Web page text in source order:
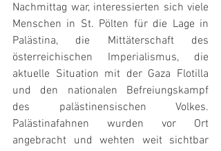
Nachmittag war, interessierten sich viele
Menschen in St. Pölten für die Lage in
Palästina, die Mittäterschaft des
österreichischen Imperialismus, die
aktuelle Situation mit der Gaza Flotilla
und den nationalen Befreiungskampf
des palästinensischen Volkes.
Palästinafahnen wurden vor Ort
angebracht und wehten weit sichtbar